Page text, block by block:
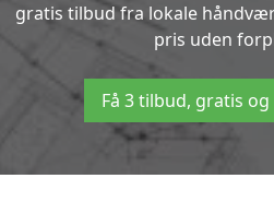
gratis tilbud fra lokale
pris uden
Få 3 tilbud, gratis